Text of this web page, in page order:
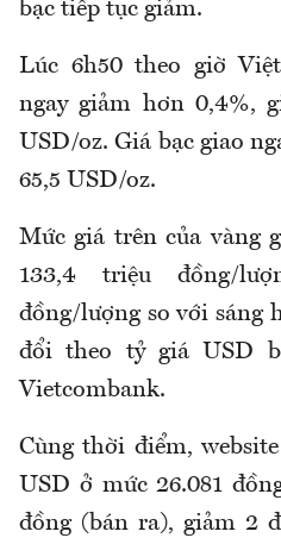
bạc tiếp tục giảm.
Lúc 6h50 theo giờ
ngay giảm hơn 0,4%,
USD/oz. Giá bạc giao
65,5 USD/oz.
Mức giá trên của vàng
133,4 triệu đồng/
đồng/lượng so với sáng
đổi theo tỷ giá USD
Vietcombank.
Cùng thời điểm,
USD ở mức 26.081
đồng (bán ra), giảm 2